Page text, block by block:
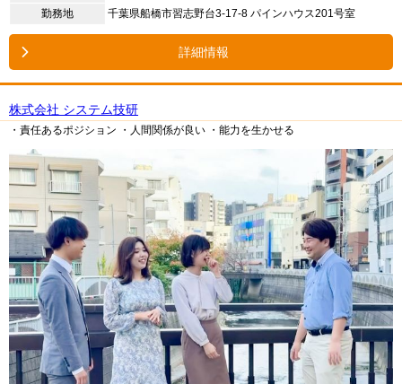
勤務地
千葉県船橋市習志野台3-17-8 パインハウス201号室
詳細情報
株式会社 システム技研
・責任あるポジション ・人間関係が良い ・能力を生かせる